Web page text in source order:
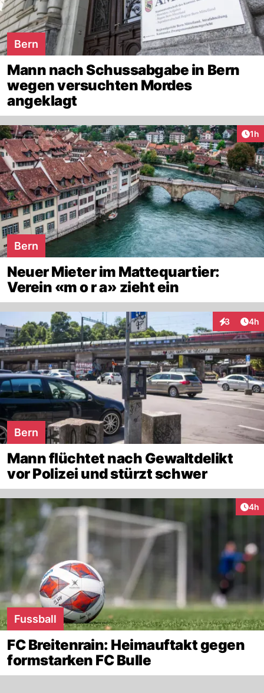
Bern
Mann nach Schussabgabe in Bern
wegen versuchten Mordes
angeklagt
1h
Bern
Neuer Mieter im Mattequartier:
Verein «m o r a» zieht ein
3 4h
Bern
Mann flüchtet nach Gewaltdelikt
vor Polizei und stürzt schwer
4h
Fussball
FC Breitenrain: Heimauftakt gegen
formstarken FC Bulle